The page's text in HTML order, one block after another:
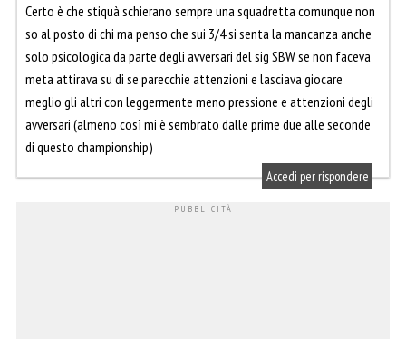
Certo è che stiquà schierano sempre una squadretta comunque non
so al posto di chi ma penso che sui 3/4 si senta la mancanza anche
solo psicologica da parte degli avversari del sig SBW se non faceva
meta attirava su di se parecchie attenzioni e lasciava giocare
meglio gli altri con leggermente meno pressione e attenzioni degli
avversari (almeno così mi è sembrato dalle prime due alle seconde
di questo championship)
Accedi per rispondere